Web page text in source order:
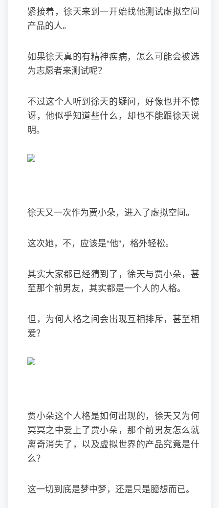
紧接着，徐天来到一开始找他测试虚拟空间
产品的人。
如果徐天真的有精神疾病，怎么可能会被选
为志愿者来测试呢？
不过这个人听到徐天的疑问，好像也并不惊
讶，他似乎知道些什么，却也不能跟徐天说
明。
徐天又一次作为贾小朵，进入了虚拟空间。
这次她，不，应该是“他”，格外轻松。
其实大家都已经猜到了，徐天与贾小朵，甚
至那个前男友，其实都是一个人的人格。
但，为何人格之间会出现互相排斥，甚至相
爱？
贾小朵这个人格是如何出现的，徐天又为何
冥冥之中爱上了贾小朵，那个前男友怎么就
离奇消失了，以及虚拟世界的产品究竟是什
么？
这一切到底是梦中梦，还是只是臆想而已。